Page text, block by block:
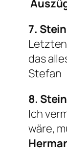
7.
das
Stefan
8.
Ich
wäre,